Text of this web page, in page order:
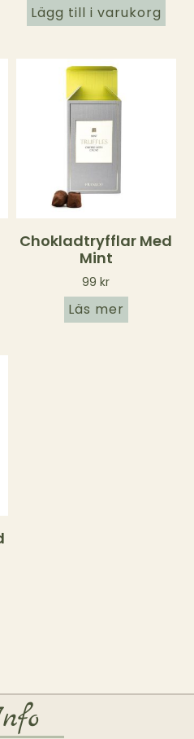
Lägg till i varukorg
Chokladtryfflar Med
Mint
99kr
Läs mer